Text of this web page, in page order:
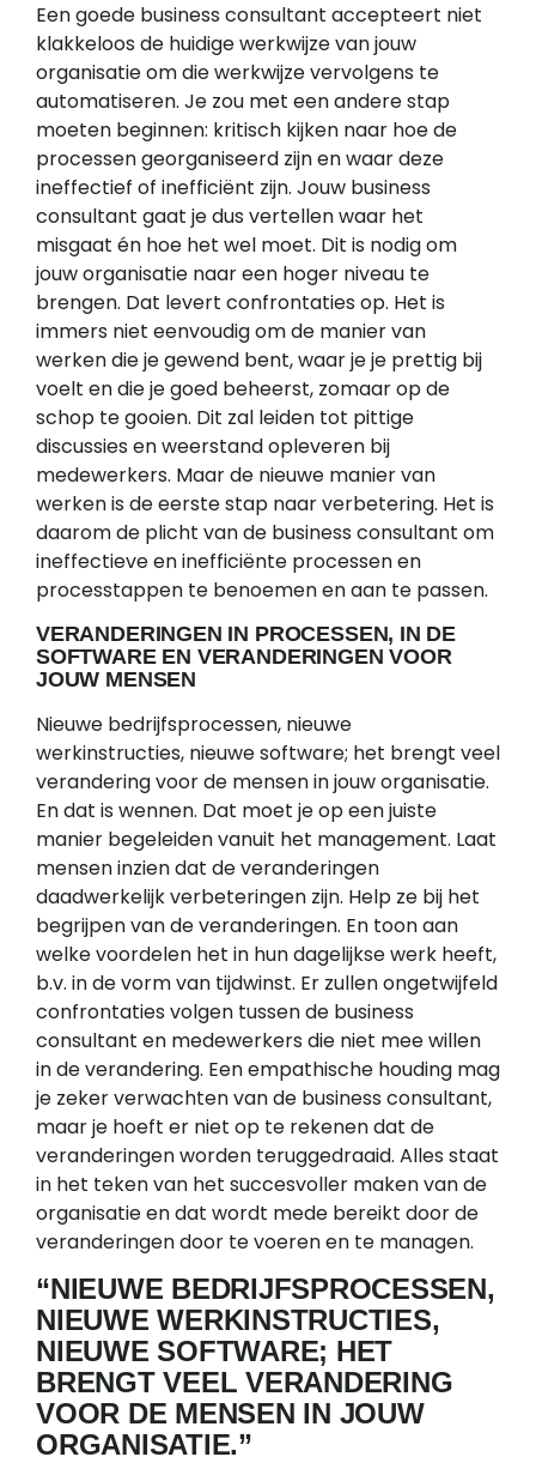
Een goede business consultant accepteert niet
klakkeloos de huidige werkwijze van jouw
organisatie om die werkwijze vervolgens te
automatiseren. Je zou met een andere stap
moeten beginnen: kritisch kijken naar hoe de
processen georganiseerd zijn en waar deze
ineffectief of inefficiënt zijn. Jouw business
consultant gaat je dus vertellen waar het
misgaat én hoe het wel moet. Dit is nodig om
jouw organisatie naar een hoger niveau te
brengen. Dat levert confrontaties op. Het is
immers niet eenvoudig om de manier van
werken die je gewend bent, waar je je prettig bij
voelt en die je goed beheerst, zomaar op de
schop te gooien. Dit zal leiden tot pittige
discussies en weerstand opleveren bij
medewerkers. Maar de nieuwe manier van
werken is de eerste stap naar verbetering. Het is
daarom de plicht van de business consultant om
ineffectieve en inefficiënte processen en
processtappen te benoemen en aan te passen.
VERANDERINGEN IN PROCESSEN, IN DE
SOFTWARE EN VERANDERINGEN VOOR
JOUW MENSEN
Nieuwe bedrijfsprocessen, nieuwe
werkinstructies, nieuwe software; het brengt veel
verandering voor de mensen in jouw organisatie.
En dat is wennen. Dat moet je op een juiste
manier begeleiden vanuit het management. Laat
mensen inzien dat de veranderingen
daadwerkelijk verbeteringen zijn. Help ze bij het
begrijpen van de veranderingen. En toon aan
welke voordelen het in hun dagelijkse werk heeft,
b.v. in de vorm van tijdwinst. Er zullen ongetwijfeld
confrontaties volgen tussen de business
consultant en medewerkers die niet mee willen
in de verandering. Een empathische houding mag
je zeker verwachten van de business consultant,
maar je hoeft er niet op te rekenen dat de
veranderingen worden teruggedraaid. Alles staat
in het teken van het succesvoller maken van de
organisatie en dat wordt mede bereikt door de
veranderingen door te voeren en te managen.
“NIEUWE BEDRIJFSPROCESSEN,
NIEUWE WERKINSTRUCTIES,
NIEUWE SOFTWARE; HET
BRENGT VEEL VERANDERING
VOOR DE MENSEN IN JOUW
ORGANISATIE.”